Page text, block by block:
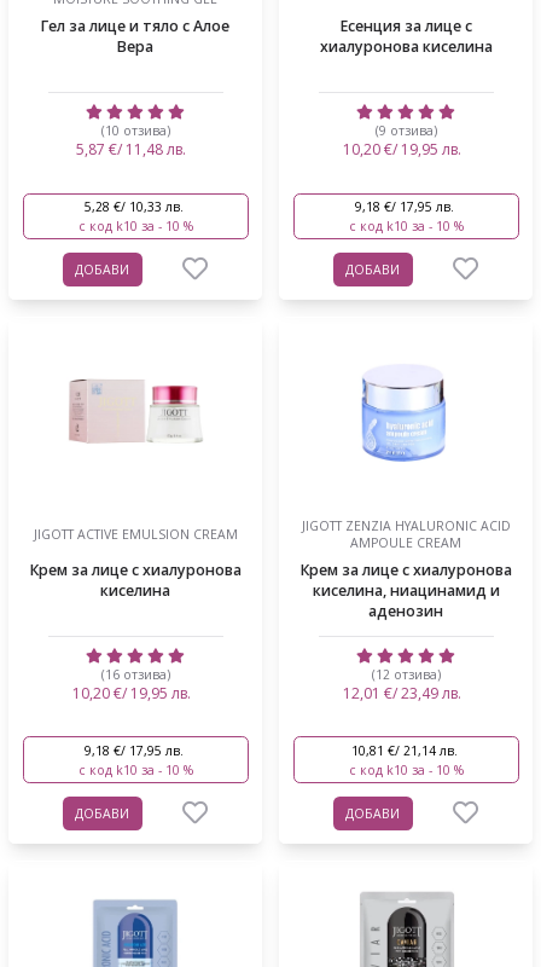
Гел за лице и тяло с Алое
Вера
(10 отзива)
5,87 €/ 11,48 лв.
5,28 €/ 10,33 лв.
с код k10 за - 10 %
ДОБАВИ
Есенция за лице с
хиалуронова киселина
(9 отзива)
10,20 €/ 19,95 лв.
9,18 €/ 17,95 лв.
с код k10 за - 10 %
ДОБАВИ
JIGOTT ACTIVE EMULSION CREAM
Крем за лице с хиалуронова
киселина
(16 отзива)
10,20 €/ 19,95 лв.
9,18 €/ 17,95 лв.
с код k10 за - 10 %
ДОБАВИ
JIGOTT ZENZIA HYALURONIC ACID
AMPOULE CREAM
Крем за лице с хиалуронова
киселина, ниацинамид и
аденозин
(12 отзива)
12,01 €/ 23,49 лв.
10,81 €/ 21,14 лв.
с код k10 за - 10 %
ДОБАВИ